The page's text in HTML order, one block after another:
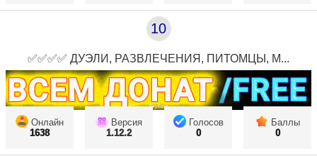
10
✅✅✅✅ ДУЭЛИ, РАЗВЛЕЧЕНИЯ, ПИТОМЦЫ, М...
Онлайн
1638
Версия
1.12.2
Голосов
0
Баллы
0